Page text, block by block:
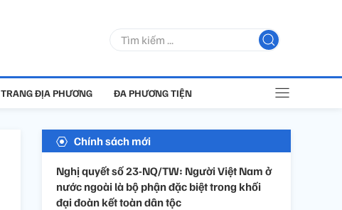
TRANG ĐỊA PHƯƠNG ĐA PHƯƠNG TIỆN
Chính sách mới
Nghị quyết số 23-NQ/TW: Người Việt Nam ở
nước ngoài là bộ phận đặc biệt trong khối
đại đoàn kết toàn dân tộc